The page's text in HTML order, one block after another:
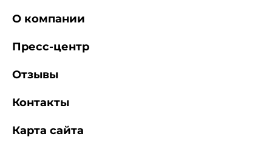
О компании
Пресс-центр
Отзывы
Контакты
Карта сайта